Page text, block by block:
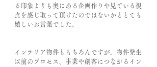
る印象よりも奥にある企画作りや見ている視
点を感じ取って頂けたのではないかととても
嬉しいお言葉でした。
インテリア物件ももちろんですが、物件発生
以前のプロセス、事業や創客につながるイン